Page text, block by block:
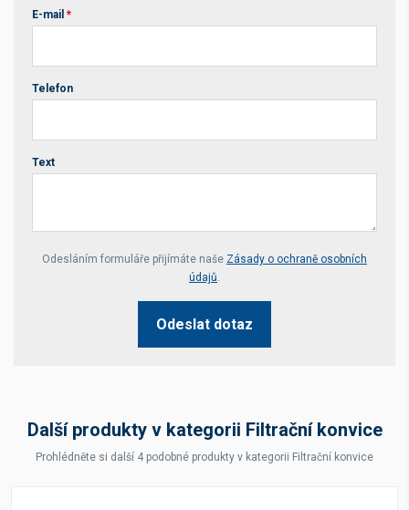
E-mail *
Telefon
Text
Your website *
Odesláním formuláře přijímáte naše Zásady o ochraně osobních
údajů.
Odeslat dotaz
Další produkty v kategorii Filtrační konvice
Prohlédněte si další 4 podobné produkty v kategorii Filtrační konvice